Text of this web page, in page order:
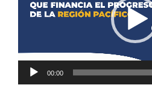
00:00